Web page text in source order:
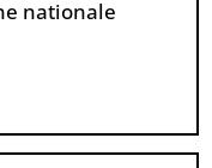
nationale